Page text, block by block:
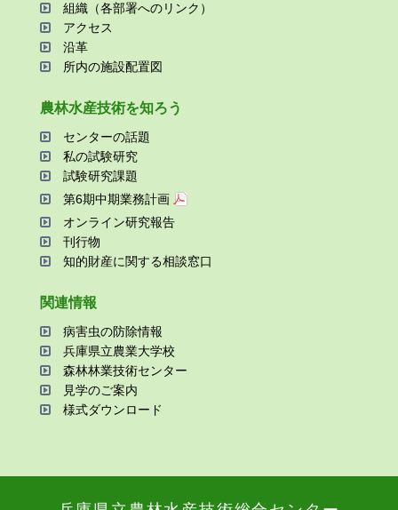
組織（各部署へのリンク）
アクセス
沿⾰
所内の施設配置図
農林⽔産技術を知ろう
センターの話題
私の試験研究
試験研究課題
第6期中期業務計画
オンライン研究報告
刊⾏物
知的財産に関する相談窓⼝
関連情報
病害⾍の防除情報
兵庫県⽴農業⼤学校
森林林業技術センター
⾒学のご案内
様式ダウンロード